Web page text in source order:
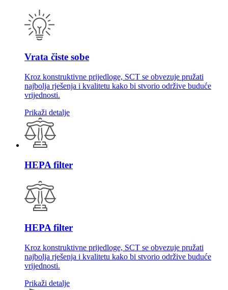
Vrata čiste sobe
Kroz konstruktivne prijedloge, SCT se obvezuje pružati
najbolja rješenja i kvalitetu kako bi stvorio održive buduće
vrijednosti.
Prikaži detalje
HEPA filter
HEPA filter
Kroz konstruktivne prijedloge, SCT se obvezuje pružati
najbolja rješenja i kvalitetu kako bi stvorio održive buduće
vrijednosti.
Prikaži detalje